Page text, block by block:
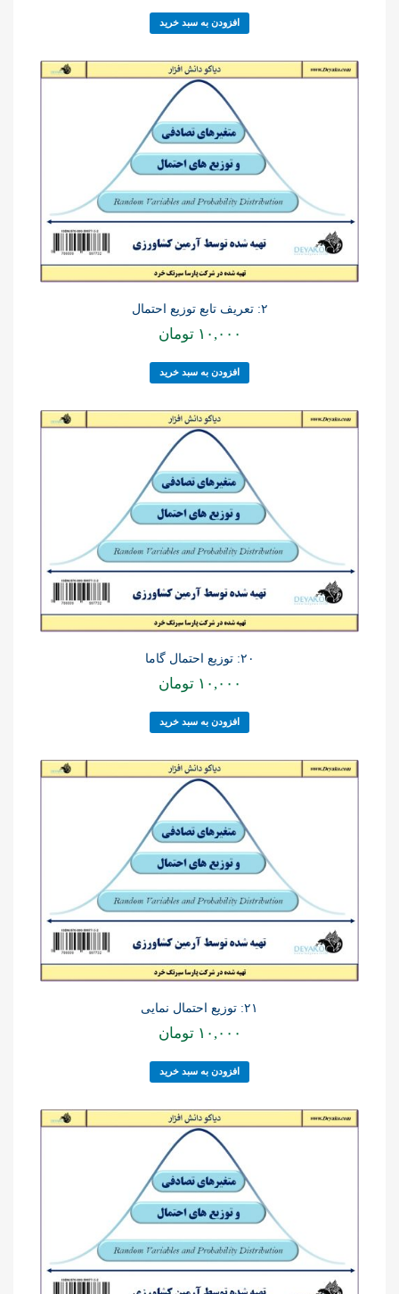
افزودن به سبد خرید
۲: تعریف تابع توزیع احتمال
۱۰,۰۰۰ تومان
افزودن به سبد خرید
۲۰: توزیع احتمال گاما
۱۰,۰۰۰ تومان
افزودن به سبد خرید
۲۱: توزیع احتمال نمایی
۱۰,۰۰۰ تومان
افزودن به سبد خرید